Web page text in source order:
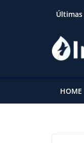
Últimas
HOME